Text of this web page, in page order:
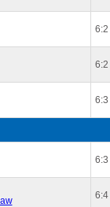
6:2
6:2
6:3
6:3
6:4